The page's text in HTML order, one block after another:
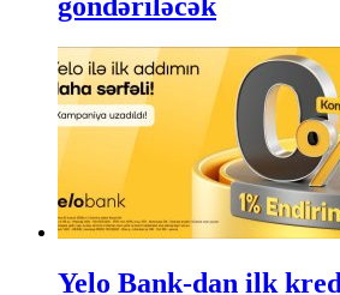
Yelo Bank-dan ilk